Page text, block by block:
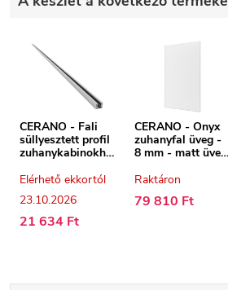
CERANO - Fali
süllyesztett profil
zuhanykabinokho
süllyesztett -
Elérhető ekkortól
23.10.2026
21 634 Ft
CERANO - Onyx
zuhanyfal üveg -
8 mm - matt üveg
Raktáron
79 810 Ft